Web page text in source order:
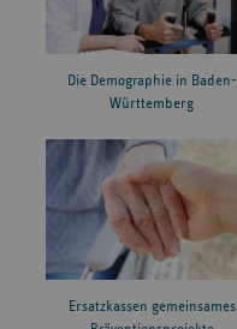
Die Demographie in Baden-
Württemberg
Ersatzkassen gemeinsames